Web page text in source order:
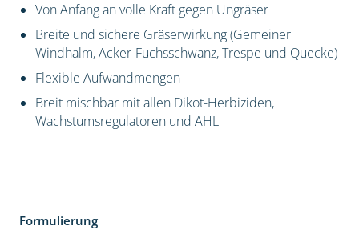
Von Anfang an volle Kraft gegen Ungräser
Breite und sichere Gräserwirkung (Gemeiner
Windhalm, Acker-Fuchsschwanz, Trespe und Quecke)
Flexible Aufwandmengen
Breit mischbar mit allen Dikot-Herbiziden,
Wachstumsregulatoren und AHL
Formulierung